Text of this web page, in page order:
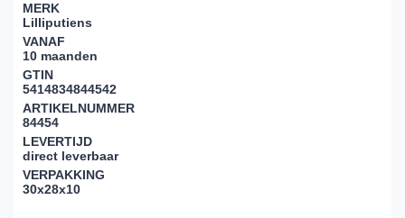
MERK
Lilliputiens
VANAF
10 maanden
GTIN
5414834844542
ARTIKELNUMMER
84454
LEVERTIJD
direct leverbaar
VERPAKKING
30x28x10